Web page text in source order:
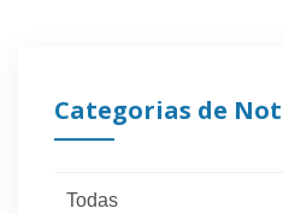
Categorias de
Todas